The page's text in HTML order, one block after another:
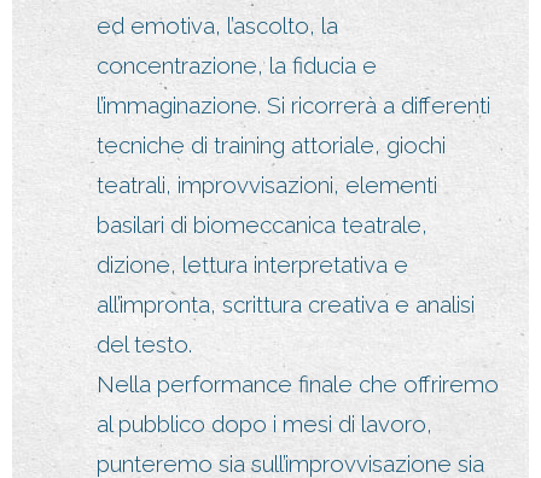
ed emotiva, l’ascolto, la
concentrazione, la fiducia e
l’immaginazione. Si ricorrerà a differenti
tecniche di training attoriale, giochi
teatrali, improvvisazioni, elementi
basilari di biomeccanica teatrale,
dizione, lettura interpretativa e
all’impronta, scrittura creativa e analisi
del testo.
Nella performance finale che offriremo
al pubblico dopo i mesi di lavoro,
punteremo sia sull’improvvisazione sia